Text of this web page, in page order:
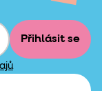
Přihlásit se